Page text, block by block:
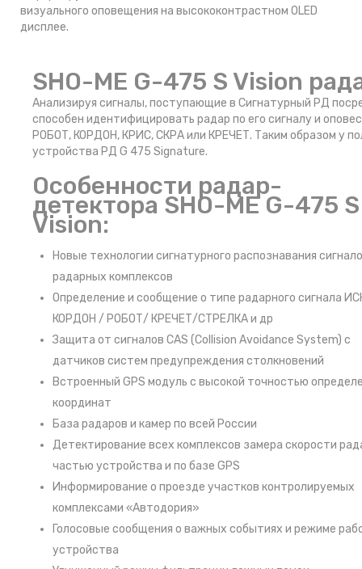
визуального оповещения на высококонтрастном OLED
дисплее.
SHO-ME G-475 S Vision
Анализируя сигналы, поступающие в Сигнатурный РД
способен идентифицировать радар по его сигналу и
РОБОТ, КОРДОН, КРИС, СКРА или КРЕЧЕТ. Таким образом у
устройства РД G 475 Signature.
Особенности радар-
детектора SHO-ME G-475 S
Vision:
Новые технологии сигнатурного распознавания
радарных комплексов
Определение и сообщение о типе радарного сигнала
КОРДОН / РОБОТ/ КРЕЧЕТ/СТРЕЛКА и др
Защита от сигналов CAS (Collision Avoidance System) с
датчиков систем предупреждения столкновений
Встроенный GPS модуль с высокой точностью
координат
База радаров и камер по всей России
Детектирование всех комплексов замера скорости
частью устройства и по базе GPS
Информирование о проезде участков контролируемых
комплексами «Автодория»
Голосовые сообщения о важных событиях и режиме
устройства